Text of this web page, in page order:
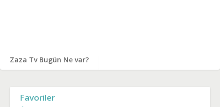
Zaza Tv Bugün Ne var?
Favoriler